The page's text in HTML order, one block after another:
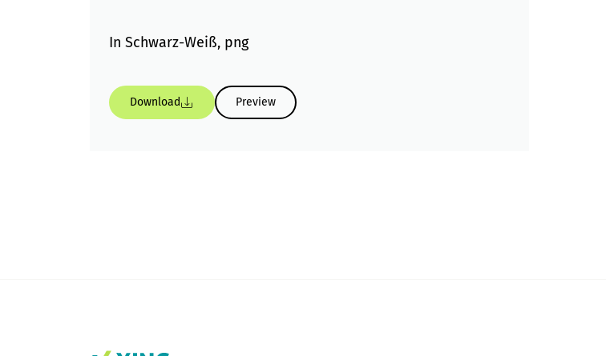
In Schwarz-Weiß, png
Download Preview